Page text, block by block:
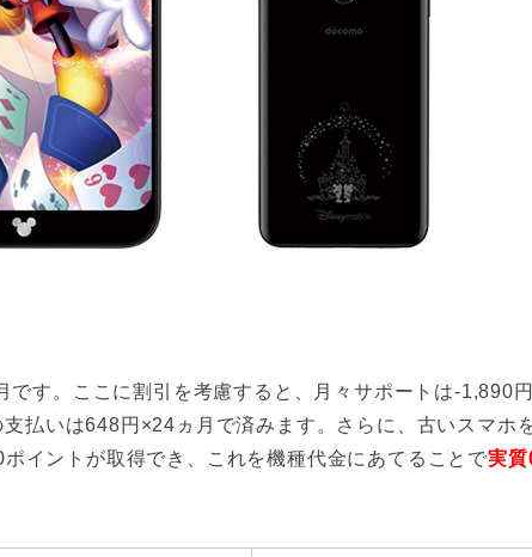
す。ここに割引を考慮すると、月々サポートは-1,890円
支払いは648円×24ヵ月で済みます。さらに、古いスマホ
イントが取得でき、これを機種代金にあてることで実質